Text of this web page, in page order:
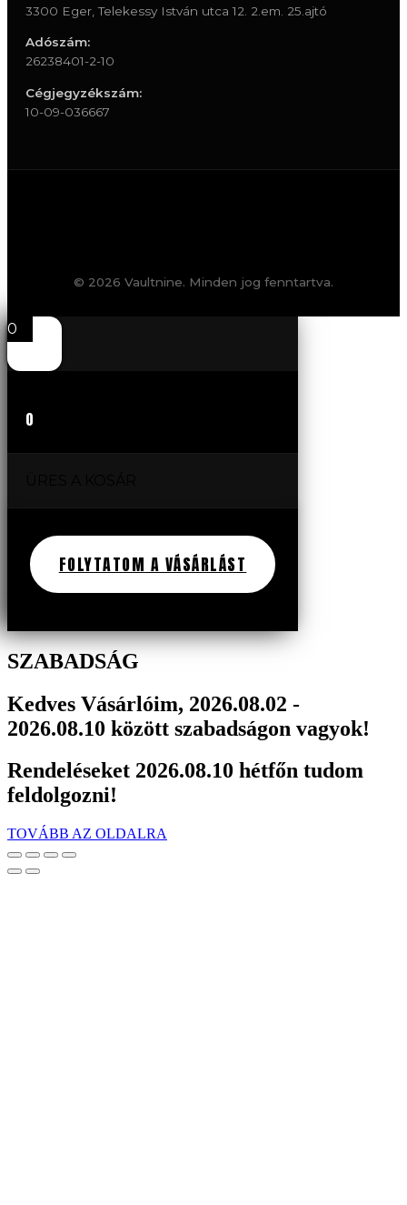
3300 Eger, Telekessy István utca 12. 2.em. 25.ajtó
Adószám:
26238401-2-10
Cégjegyzékszám:
10-09-036667
© 2026 Vaultnine. Minden jog fenntartva.
0
0
FOLYTATOM A VÁSÁRLÁST
SZABADSÁG
Kedves Vásárlóim, 2026.08.02 -
2026.08.10 között szabadságon vagyok!
Rendeléseket 2026.08.10 hétfőn tudom
feldolgozni!
TOVÁBB AZ OLDALRA